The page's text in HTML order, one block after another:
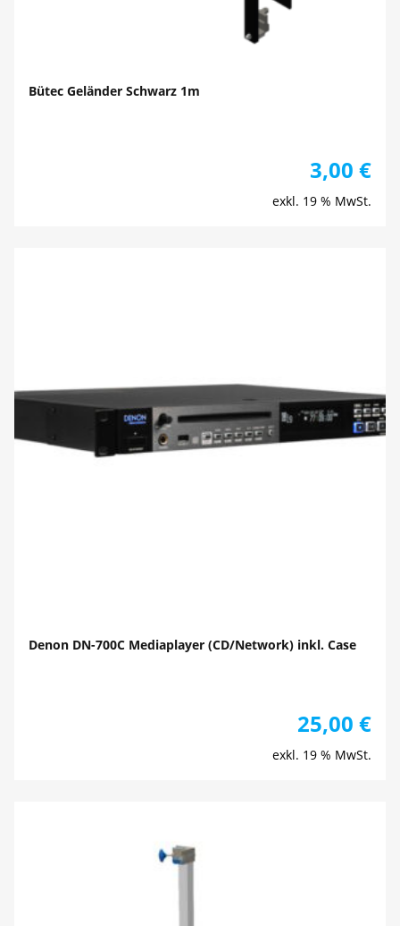
Bütec Geländer Schwarz 1m
3,00 €
exkl. 19 % MwSt.
Denon DN-700C Mediaplayer (CD/Network) inkl. Case
25,00 €
exkl. 19 % MwSt.